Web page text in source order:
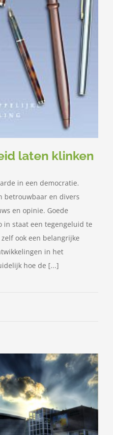
laten klinken
in een democratie.
betrouwbaar en divers
en opinie. Goede
staat een tegengeluid te
ook een belangrijke
in het
hoe de [...]